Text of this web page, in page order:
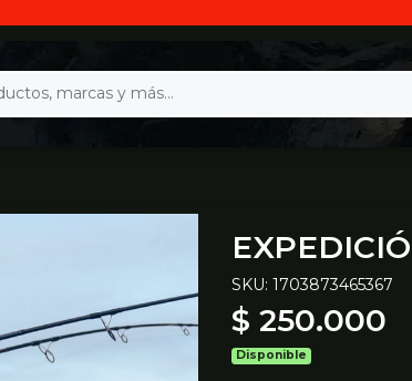
SKU: 1703873465367
$ 250.000
Disponible